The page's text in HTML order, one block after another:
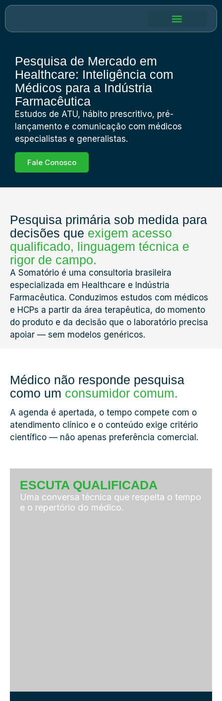
Pesquisa de Mercado em
Healthcare: Inteligência com
Médicos para a Indústria
Farmacêutica
Estudos de ATU, hábito prescritivo, pré-
lançamento e comunicação com médicos
especialistas e generalistas.
Fale Conosco
Pesquisa primária sob medida para
decisões que exigem acesso
qualificado, linguagem técnica e
rigor de campo.
A Somatório é uma consultoria brasileira
especializada em Healthcare e Indústria
Farmacêutica. Conduzimos estudos com médicos
e HCPs a partir da área terapêutica, do momento
do produto e da decisão que o laboratório precisa
apoiar — sem modelos genéricos.
Médico não responde pesquisa
como um consumidor comum.
A agenda é apertada, o tempo compete com o
atendimento clínico e o conteúdo exige critério
científico — não apenas preferência comercial.
ESCUTA QUALIFICADA
Uma conversa técnica que respeita o tempo
e o repertório do médico.